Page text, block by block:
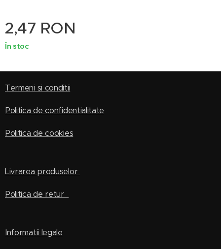
2,47 RON
În stoc
Termeni si conditii
Politica de confidentialitate
Politica de cookies
Livrarea produselor
Politica de retur
Informatii legale